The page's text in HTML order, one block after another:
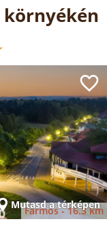
környékén
Mutasd a térképen
Farmos -16.3 km